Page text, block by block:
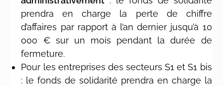
prendra en charge la perte de chiffre
d’affaires par rapport à l’an dernier jusqu’à 10
000 € sur un mois pendant la durée de
fermeture.
Pour les entreprises des secteurs S1 et S1 bis
: le fonds de solidarité prendra en charge la